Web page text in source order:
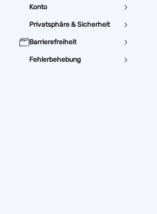
Konto
Privatsphäre & Sicherheit
Barrierefreiheit
Fehlerbehebung